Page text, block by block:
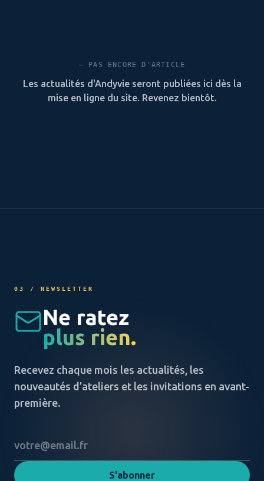
— PAS ENCORE D'ARTICLE
Les actualités d'Andyvie seront publiées ici dès la
mise en ligne du site. Revenez bientôt.
03 / NEWSLETTER
Ne ratez
plus rien.
Recevez chaque mois les actualités, les
nouveautés d'ateliers et les invitations en avant-
première.
S'abonner